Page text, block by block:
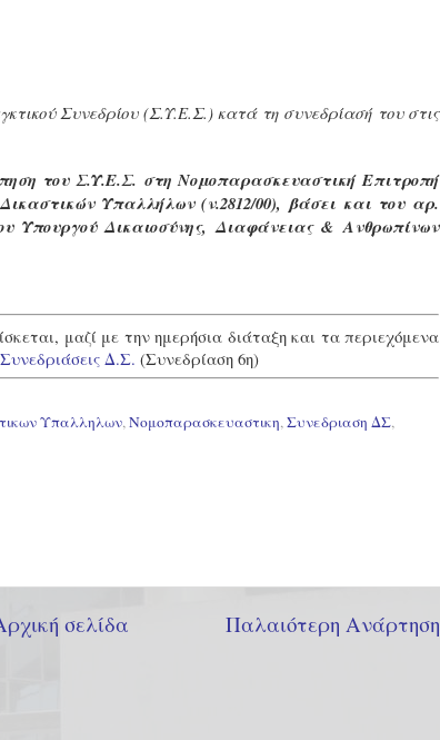
Συνεδρίου (Σ.Υ.Ε.Σ.) κατά τη συνεδρίασή του στις
του Σ.Υ.Ε.Σ. στη Νομοπαρασκευαστική Επιτροπή
Υπαλλήλων (ν.2812/00), βάσει και του αρ.
Υπουργού Δικαιοσύνης, Διαφάνειας & Ανθρωπίνων
μαζί με την ημερήσια διάταξη και τα περιεχόμενα
Συνεδριάσεις Δ.Σ. (Συνεδρίαση 6η)
Υπαλληλων,Νομοπαρασκευαστικη,Συνεδριαση ΔΣ,
Παλαιότερη Ανάρτηση
σελίδα